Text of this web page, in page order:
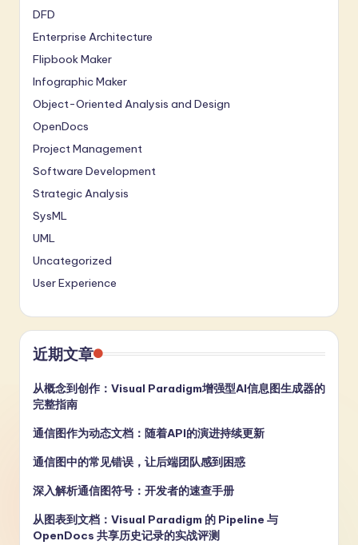
DFD
Enterprise Architecture
Flipbook Maker
Infographic Maker
Object-Oriented Analysis and Design
OpenDocs
Project Management
Software Development
Strategic Analysis
SysML
UML
Uncategorized
User Experience
近期文章
从概念到创作：Visual Paradigm增强型AI信息图生成器的
完整指南
通信图作为动态文档：随着API的演进持续更新
通信图中的常见错误，让后端团队感到困惑
深入解析通信图符号：开发者的速查手册
从图表到文档：Visual Paradigm 的 Pipeline 与
OpenDocs 共享历史记录的实战评测